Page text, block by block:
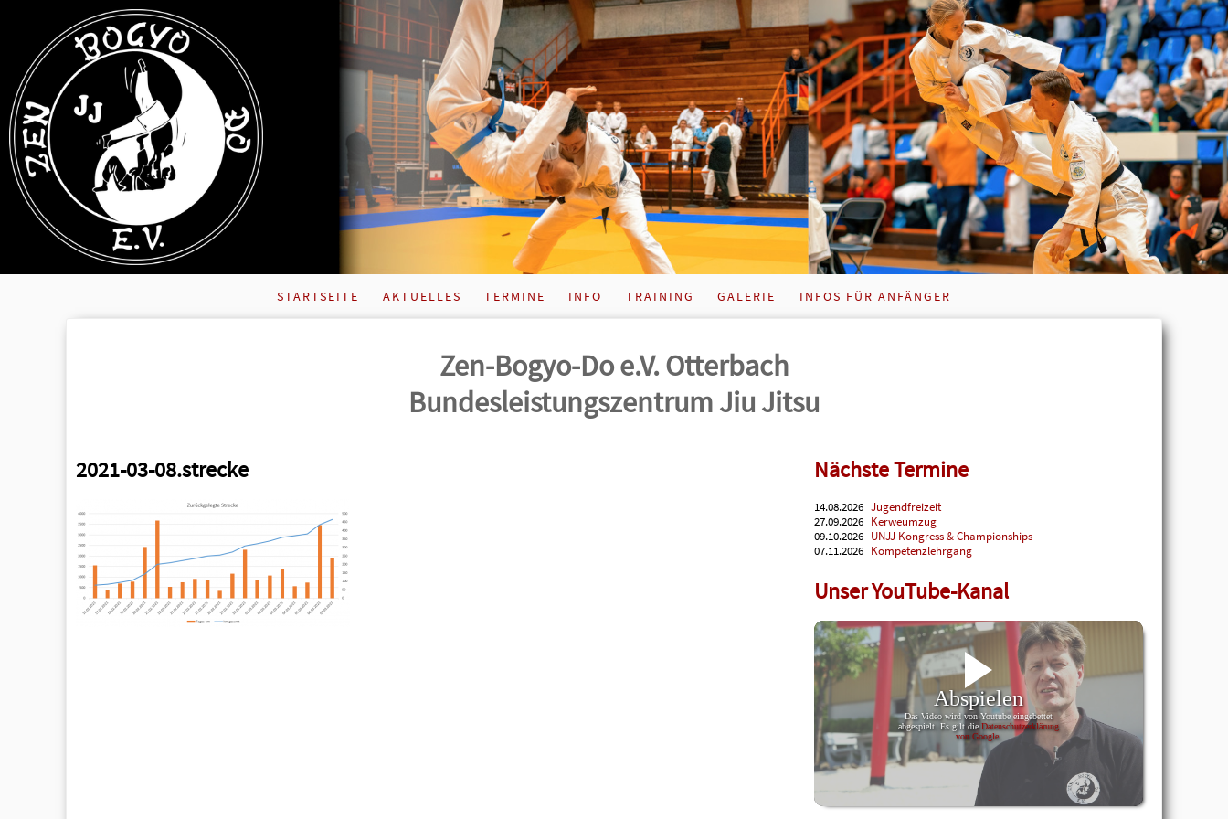
STARTSEITE AKTUELLES TERMINE INFO TRAINING GALERIE INFOS FÜR ANFÄNGER
Zen-Bogyo-Do e.V. Otterbach
Bundes­leistungs­zentrum Jiu Jitsu
2021-03-08.strecke Nächste Termine
14.08.2026 Jugendfreizeit
27.09.2026 Kerweumzug
09.10.2026 UNJJ Kongress & Championships
07.11.2026 Kompetenzlehrgang
Unser YouTube-Kanal